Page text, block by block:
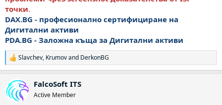
точки.
DAX.BG - професионално сертифициране на
Дигитални активи
PDA.BG - Заложна къща за Дигитални активи
Р
е
к
ц
и
Slavchev, Krumovand DerkonBG
FalcoSoft ITS
Active Member